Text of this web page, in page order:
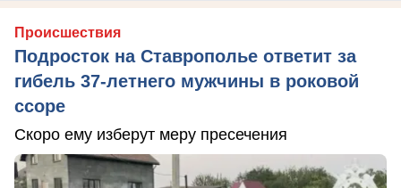
Происшествия
Подросток на Ставрополье ответит за
гибель 37-летнего мужчины в роковой
ссоре
Скоро ему изберут меру пресечения